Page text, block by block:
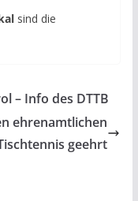
sind die
– Info des DTTB
ehrenamtlichen
geehrt